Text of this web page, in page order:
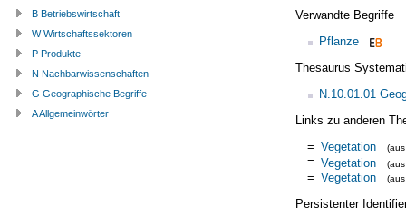
Verwandte Begriffe
Pflanze
Thesaurus
N.10.01.01
Links zu anderen
= Vegetation
= Vegetation
= Vegetation
Persistenter
B Betriebswirtschaft
W Wirtschaftssektoren
P Produkte
N Nachbarwissenschaften
G Geographische Begriffe
A Allgemeinwörter